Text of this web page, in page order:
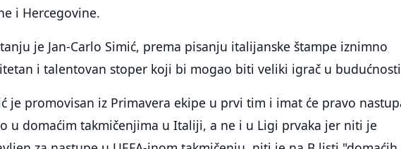
i Hercegovine.
je Jan-Carlo Simić, prema pisanju italijanske štampe iznimno
i talentovan stoper koji bi mogao biti veliki igrač u
je promovisan iz Primavera ekipe u prvi tim i imat će pravo
u domaćim takmičenjima u Italiji, a ne i u Ligi prvaka jer niti je